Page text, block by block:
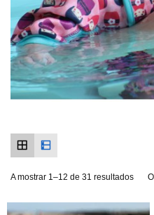
A mostrar 1–12 de 31 resultados